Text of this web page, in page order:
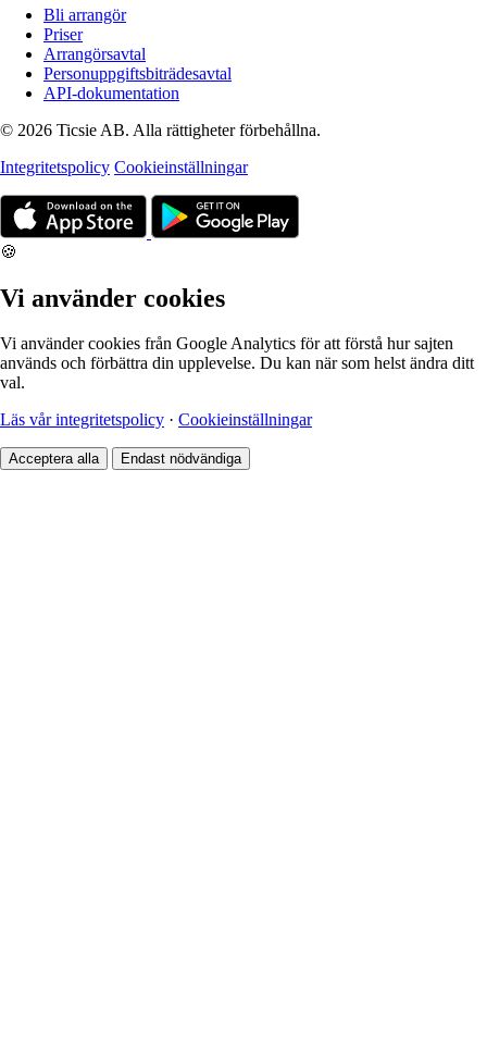
Bli arrangör
Priser
Arrangörsavtal
Personuppgiftsbiträdesavtal
API-dokumentation
© 2026 Ticsie AB. Alla rättigheter förbehållna.
Integritetspolicy Cookieinställningar
🍪
Vi använder cookies
Vi använder cookies från Google Analytics för att förstå hur sajten
används och förbättra din upplevelse. Du kan när som helst ändra ditt
val.
Läs vår integritetspolicy · Cookieinställningar
Acceptera alla Endast nödvändiga